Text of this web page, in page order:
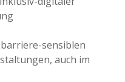
sensiblen
auch im